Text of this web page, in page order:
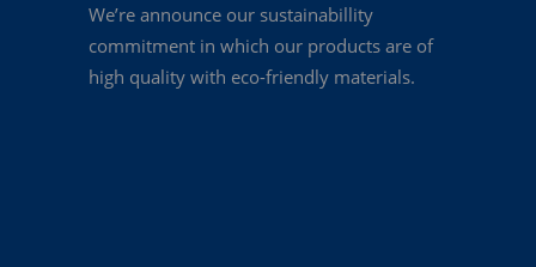
We’re announce our sustainabillity
commitment in which our products are of
high quality with eco-friendly materials.